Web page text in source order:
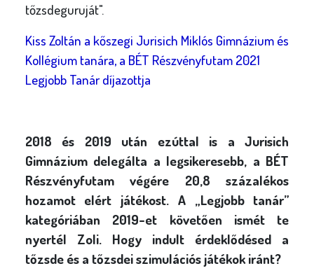
tőzsdeguruját".
Kiss Zoltán a kőszegi Jurisich Miklós Gimnázium és
Kollégium tanára, a BÉT Részvényfutam 2021
Legjobb Tanár díjazottja
2018 és 2019 után ezúttal is a Jurisich
Gimnázium delegálta a legsikeresebb, a BÉT
Részvényfutam végére 20,8 százalékos
hozamot elért játékost. A „Legjobb tanár”
kategóriában 2019-et követően ismét te
nyertél Zoli. Hogy indult érdeklődésed a
tőzsde és a tőzsdei szimulációs játékok iránt?